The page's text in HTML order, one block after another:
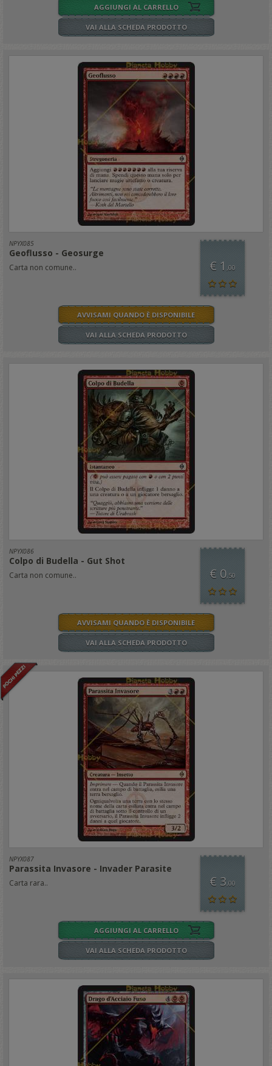
AGGIUNGI AL CARRELLO
VAI ALLA SCHEDA PRODOTTO
NPYX085
Geoflusso - Geosurge
Carta non comune.. € 1 ,00
AVVISAMI QUANDO È DISPONIBILE
VAI ALLA SCHEDA PRODOTTO
NPYX086
Colpo di Budella - Gut Shot
Carta non comune.. € 0,50
AVVISAMI QUANDO È DISPONIBILE
VAI ALLA SCHEDA PRODOTTO
NPYX087
Parassita Invasore - Invader Parasite
Carta rara.. € 3,00
AGGIUNGI AL CARRELLO
VAI ALLA SCHEDA PRODOTTO